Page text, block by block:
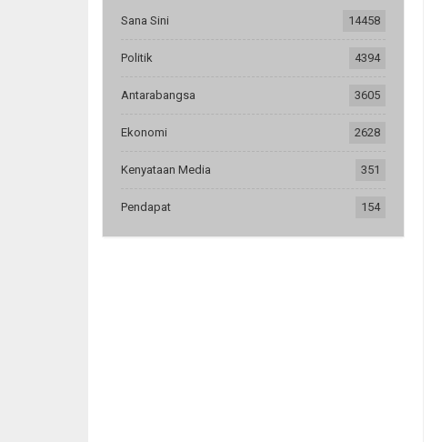
Sana Sini 14458
Politik 4394
Antarabangsa 3605
Ekonomi 2628
Kenyataan Media 351
Pendapat 154